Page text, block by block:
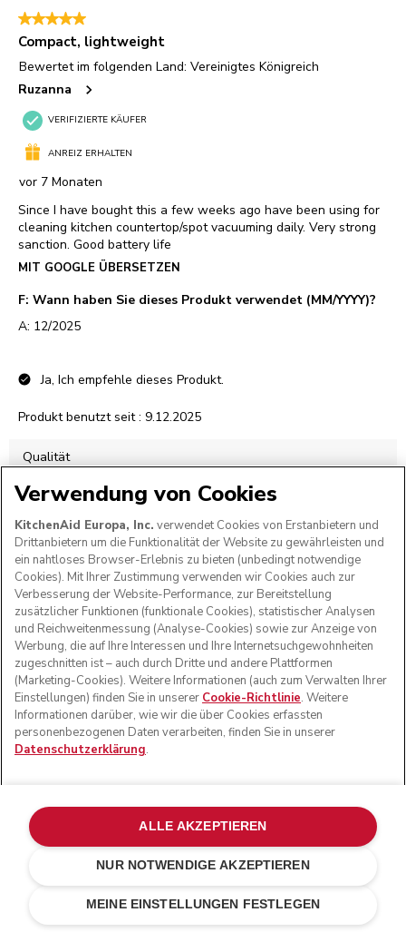
Mit Akku
CHF 111.75 CHF 149.-
Verwendung von Cookies
KitchenAid Europa, Inc. verwendet Cookies von Erstanbietern und
Drittanbietern um die Funktionalität der Website zu gewährleisten und
ein nahtloses Browser-Erlebnis zu bieten (unbedingt notwendige
Cookies). Mit Ihrer Zustimmung verwenden wir Cookies auch zur
Verbesserung der Website-Performance, zur Bereitstellung
zusätzlicher Funktionen (funktionale Cookies), statistischer Analysen
und Reichweitenmessung (Analyse-Cookies) sowie zur Anzeige von
Werbung, die auf Ihre Interessen und Ihre Internetsuchgewohnheiten
zugeschnitten ist – auch durch Dritte und andere Plattformen
(Marketing-Cookies). Weitere Informationen (auch zum Verwalten Ihrer
Einstellungen) finden Sie in unserer Cookie-Richtlinie. Weitere
Informationen darüber, wie wir die über Cookies erfassten
personenbezogenen Daten verarbeiten, finden Sie in unserer
Datenschutzerklärung.
MEINE EINSTELLUNGEN FESTLEGEN
NUR NOTWENDIGE AKZEPTIEREN
ALLE AKZEPTIEREN